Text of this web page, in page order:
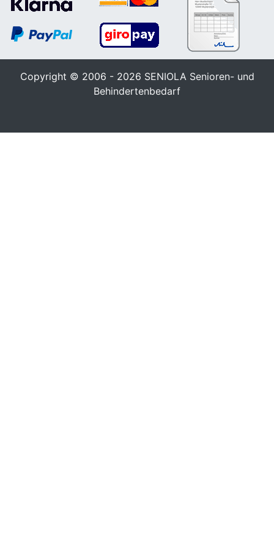
Copyright © 2006 - 2026 SENIOLA Senioren- und
Behindertenbedarf